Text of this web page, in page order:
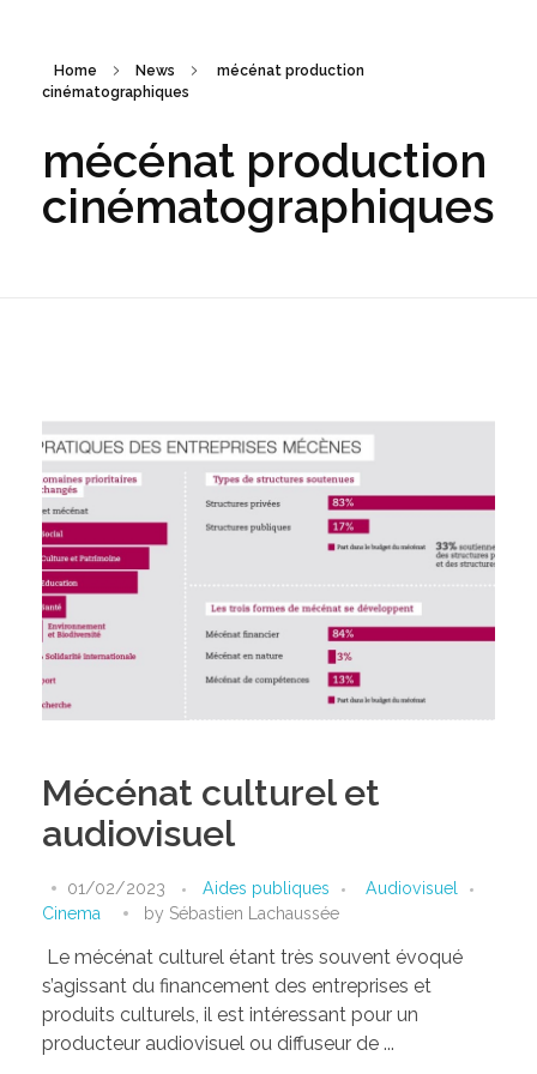
Home News
mécénat production
cinématographiques
mécénat production
cinématographiques
Mécénat culturel et
audiovisuel
01/02/2023 Aides publiques
Audiovisuel
Cinema
by Sébastien Lachaussée
Le mécénat culturel étant très souvent évoqué
s’agissant du financement des entreprises et
produits culturels, il est intéressant pour un
producteur audiovisuel ou diffuseur de ...